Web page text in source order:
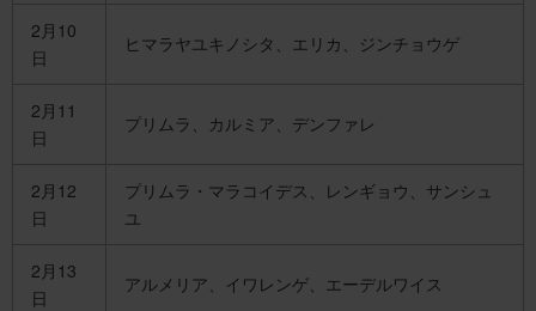
2月10
日
ヒマラヤユキノシタ、エリカ、ジンチョウゲ
2月11
日
プリムラ、カルミア、デンファレ
2月12
日
プリムラ・マラコイデス、レンギョウ、サンシュ
ユ
2月13
日
アルメリア、イワレンゲ、エーデルワイス